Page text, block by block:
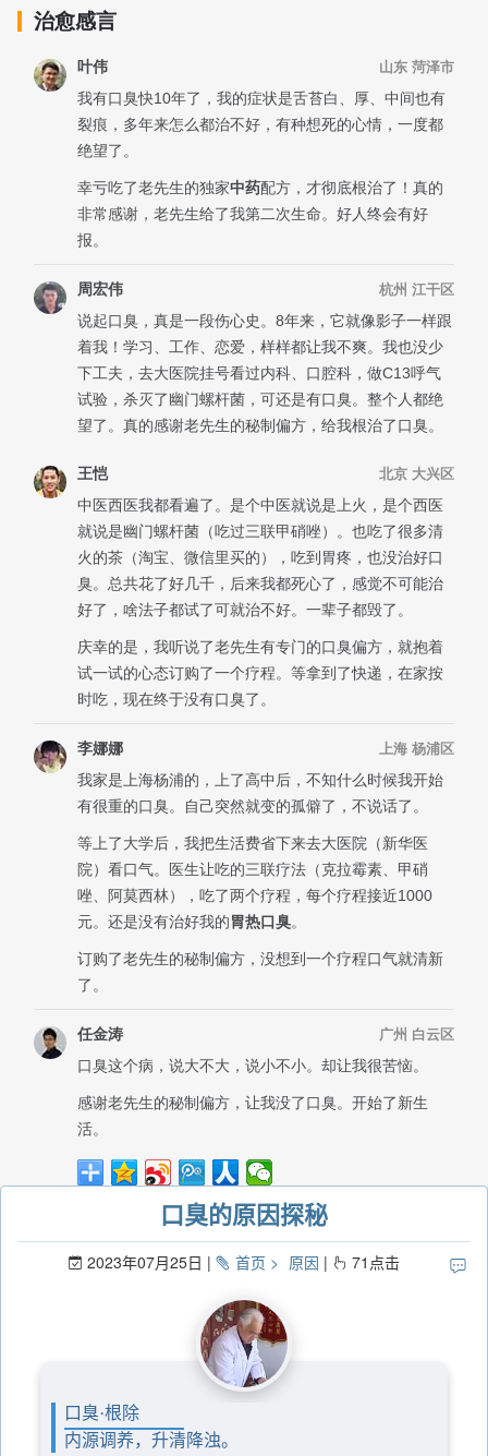
口臭的原因探秘
2023年07月25日 首页 原因 71 点击
口臭·根除
内源调养，升清降浊。